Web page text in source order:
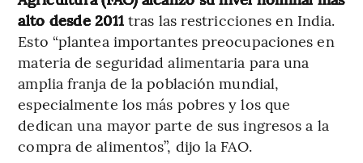
alto desde 2011 tras las restricciones en India.
Esto “plantea importantes preocupaciones en
materia de seguridad alimentaria para una
amplia franja de la población mundial,
especialmente los más pobres y los que
dedican una mayor parte de sus ingresos a la
compra de alimentos”, dijo la FAO.